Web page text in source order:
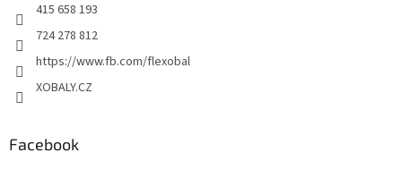
415 658 193
724 278 812
https://www.fb.com/flexobal
XOBALY.CZ
Facebook